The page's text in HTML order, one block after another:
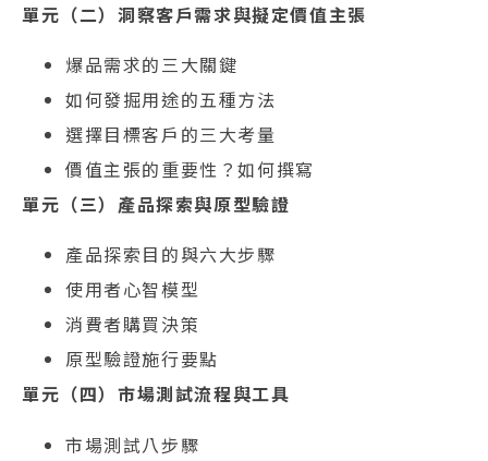
單元（二）洞察客戶需求與擬定價值主張
爆品需求的三大關鍵
如何發掘用途的五種方法
選擇目標客戶的三大考量
價值主張的重要性？如何撰寫
單元（三）產品探索與原型驗證
產品探索目的與六大步驟
使用者心智模型
消費者購買決策
原型驗證施行要點
單元（四）市場測試流程與工具
市場測試八步驟